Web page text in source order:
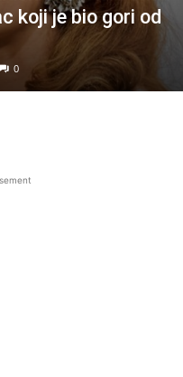
koji je bio gori od
0